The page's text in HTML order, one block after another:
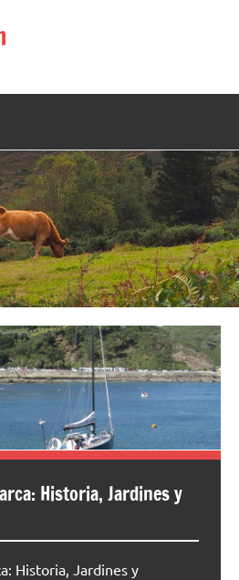
Historia, Jardines y
Historia, Jardines y